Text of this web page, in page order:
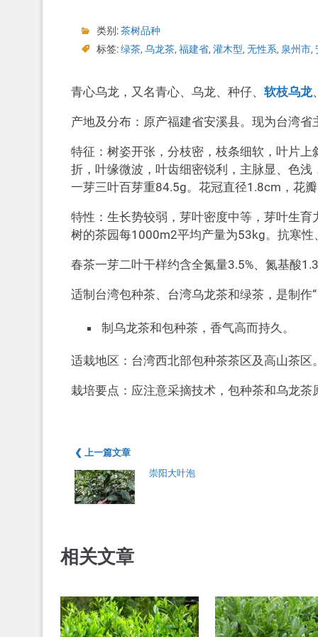
类别:茶树品种
标签:绿茶, 乌龙茶, 福建省, 灌木型, 无性系, 泉州市,
青心乌龙，又名青心、乌龙、种仔、 软枝乌龙
产地及分布：原产福建省安溪县。现为台湾省
特征：树姿开张，分枝密，枝条细软，叶片
折，叶缘微波，叶齿细密锐利，主脉显、色
一芽三叶百芽重84.5g。花冠直径1.8cm，花
特性：生长势较弱，芽叶密度中等，芽叶生
树的茶园每1000m2平均产量为53kg。抗寒
春茶一芽二叶干样约含全氮量3.5%、氮基酸
适制台湾包种茶、台湾乌龙茶和绿茶，是制作
制乌龙茶和包种茶，香气高而持久。
适栽地区：台湾西北部包种茶茶区及高山茶区
栽培要点：应注意采摘技术，包种茶和乌龙
❮ 上一篇文章
崇阳大叶泡
相关文章